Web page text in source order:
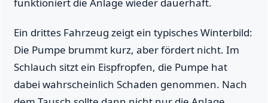
funktioniert die Anlage wieder dauerhaft.
Ein drittes Fahrzeug zeigt ein typisches Winterbild:
Die Pumpe brummt kurz, aber fördert nicht. Im
Schlauch sitzt ein Eispfropfen, die Pumpe hat
dabei wahrscheinlich Schaden genommen. Nach